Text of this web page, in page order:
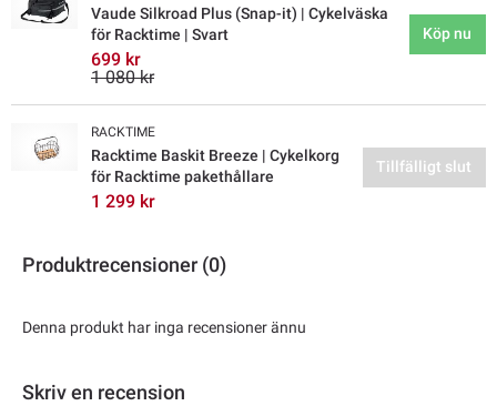
Vaude Silkroad Plus (Snap-it) | Cykelväska
för Racktime | Svart
699 kr
1 080 kr
Köp nu
RACKTIME
Racktime Baskit Breeze | Cykelkorg
för Racktime pakethållare
1 299 kr
Tillfälligt slut
Produktrecensioner (0)
Denna produkt har inga recensioner ännu
Skriv en recension